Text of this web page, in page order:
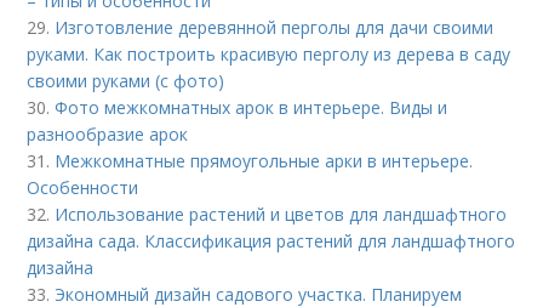
29. Изготовление деревянной перголы для дачи своими
руками. Как построить красивую перголу из дерева в саду
своими руками (с фото)
30.Фото межкомнатных арок в интерьере. Виды и
разнообразие арок
31. Межкомнатные прямоугольные арки в интерьере.
Особенности
32. Использование растений и цветов для ландшафтного
дизайна сада. Классификация растений для ландшафтного
дизайна
33. Экономный дизайн садового участка. Планируем